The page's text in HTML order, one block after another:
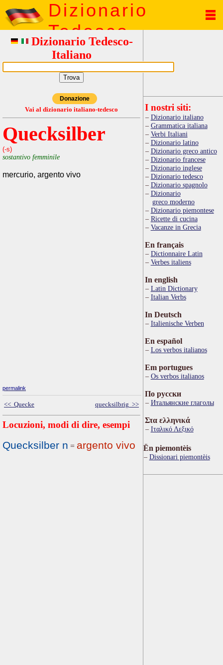
Dizionario
Tedesco
Dizionario Tedesco-
Italiano
Donazione
Vai al dizionario italiano-tedesco
Quecksilber
(-s)
sostantivo femminile
mercurio, argento vivo
permalink
<< Quecke quecksilbrig >>
Locuzioni, modi di dire, esempi
Quecksilber n = argento vivo
I nostri siti:
Dizionario italiano
Grammatica italiana
Verbi Italiani
Dizionario latino
Dizionario greco antico
Dizionario francese
Dizionario inglese
Dizionario tedesco
Dizionario spagnolo
Dizionario
greco moderno
Dizionario piemontese
Ricette di cucina
Vacanze in Grecia
En français
Dictionnaire Latin
Verbes italiens
In english
Latin Dictionary
Italian Verbs
In Deutsch
Italienische Verben
En español
Los verbos italianos
Em portugues
Os verbos italianos
По русски
Итальянские глаголы
Στα ελληνικά
Ιταλικό Λεξικό
Ën piemontèis
Dissionari piemontèis